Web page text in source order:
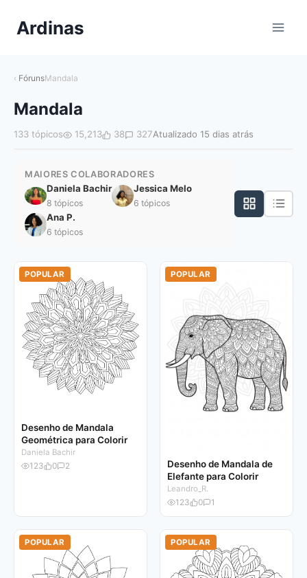
paraArdinas
FórunsMandala
Mandala
133 tópicos 15,213 38 327Atualizado 15 dias atrás
MAIORES COLABORADORES
Daniela Bachir
8 tópicos
Jessica Melo
6 tópicos
Ana P.
6 tópicos
POPULAR
Desenho de Mandala
Geométrica para Colorir
Daniela Bachir
123
0 2
POPULAR
Desenho de Mandala de
Elefante para Colorir
Leandro_R.
123
0 1
POPULAR POPULAR